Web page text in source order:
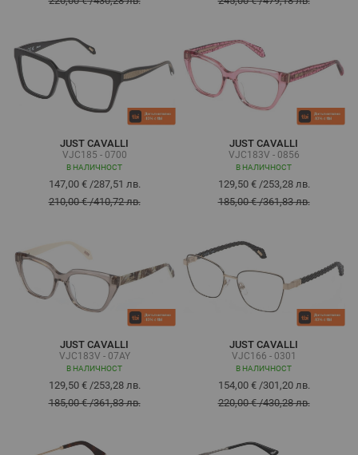
JUST CAVALLI
VJC185 - 0700
В НАЛИЧНОСТ
147,00 €/287,51 лв.
210,00 €/410,72 лв.
JUST CAVALLI
VJC183V - 0856
В НАЛИЧНОСТ
129,50 €/253,28 лв.
185,00 €/361,83 лв.
JUST CAVALLI
VJC183V - 07AY
В НАЛИЧНОСТ
129,50 €/253,28 лв.
185,00 €/361,83 лв.
JUST CAVALLI
VJC166 - 0301
В НАЛИЧНОСТ
154,00 €/301,20 лв.
220,00 €/430,28 лв.